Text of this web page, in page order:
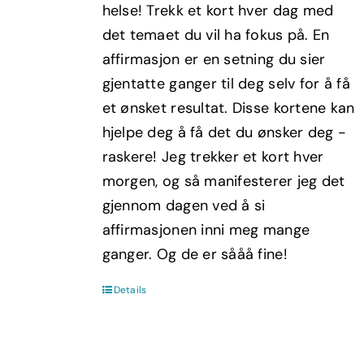
helse! Trekk et kort hver dag med
det temaet du vil ha fokus på. En
affirmasjon er en setning du sier
gjentatte ganger til deg selv for å få
et ønsket resultat. Disse kortene kan
hjelpe deg å få det du ønsker deg -
raskere! Jeg trekker et kort hver
morgen, og så manifesterer jeg det
gjennom dagen ved å si
affirmasjonen inni meg mange
ganger. Og de er sååå fine!
Details